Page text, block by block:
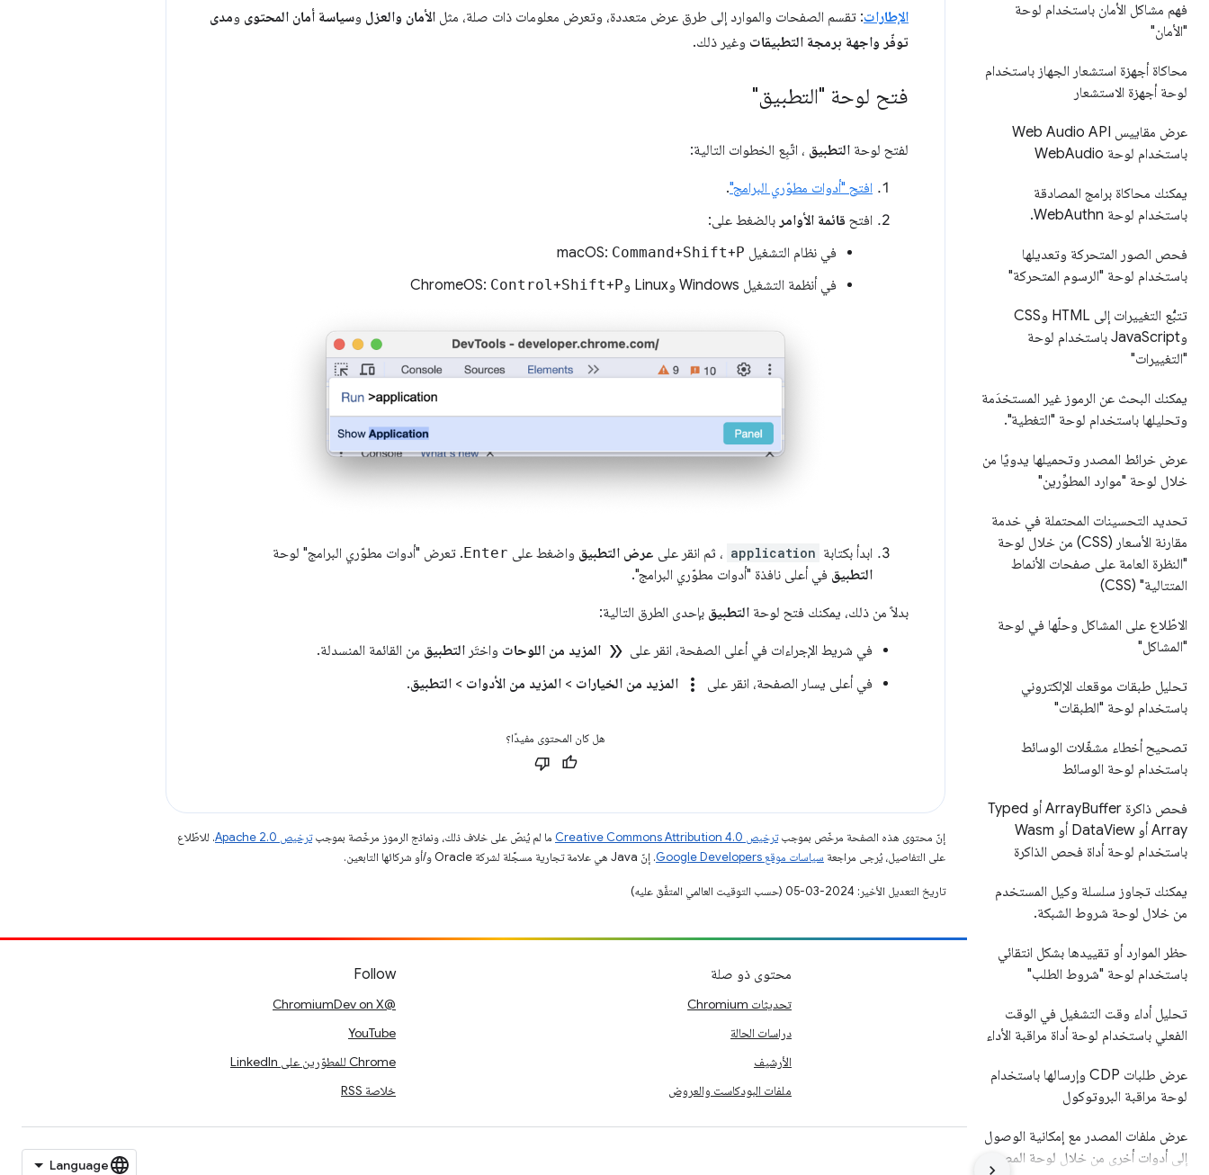
فهم مشاكل الأمان باستخدام لوحة
"الأمان"
محاكاة أجهزة استشعار الجهاز باستخدام
لوحة أجهزة الاستشعار
عرض مقاييس Web Audio API
باستخدام لوحة Web Audio
يمكنك محاكاة برامج المصادقة
باستخدام لوحة Web Authn
.
فحص الصور المتحركة وتعديلها
باستخدام لوحة "الرسوم المتحركة"
تتبُّع التغييرات إلى HTML وCSS
وJava
Script باستخدام لوحة
"التغييرات"
يمكنك البحث عن الرموز غير المستخدَمة
وتحليلها باستخدام لوحة "التغطية".
عرض خرائط المصدر وتحميلها يدويًا من
خلال لوحة "موارد المطوِّرين"
تحديد التحسينات المحتملة في خدمة
مقارنة الأسعار (CSS) من خلال لوحة
"النظرة العامة على صفحات الأنماط
المتتالية" (CSS)
الاطّلاع على المشاكل وحلّها في لوحة
"المشاكل"
تحليل طبقات موقعك الإلكتروني
باستخدام لوحة "الطبقات"
تصحيح أخطاء مشغّلات الوسائط
باستخدام لوحة الوسائط
فحص ذاكرة Array Buffer أو Typed
Array أو Data
View أو Wasm
باستخدام لوحة أداة فحص الذاكرة
يمكنك تجاوز سلسلة وكيل المستخدم
من خلال لوحة شروط الشبكة.
حظر الموارد أو تقييدها بشكل انتقائي
باستخدام لوحة "شروط الطلب"
تحليل أداء وقت التشغيل في الوقت
الفعلي باستخدام لوحة أداة مراقبة الأداء
عرض طلبات CDP وإرسالها باستخدام
لوحة مراقبة البروتوكول
عرض ملفات المصدر مع إمكانية الوصول
إلى أدوات أخرى من خلال لوحة المصدر
الإطارات: تقسم الصفحات والموارد إلى طرق عرض متعددة، وتعرض معلومات ذات صلة، مثل الأمان والعزل وسياسة أمان المحتوى ومدى
توفّر واجهة برمجة التطبيقات وغير ذلك.
فتح لوحة "التطبيق"
لفتح لوحة التطبيق ، اتّبِع الخطوات التالية:
افتح "أدوات مطوّري البرامج".
افتح قائمة الأوامر بالضغط على:
في نظام التشغيل macOS:
Command+Shift+P
في أنظمة التشغيل Windows وLinux وChromeOS: Control+Shift+P
ابدأ بكتابة application ، ثم انقر على عرض التطبيق واضغط على Enter. تعرض "أدوات مطوّري البرامج" لوحة
التطبيق في أعلى نافذة "أدوات مطوّري البرامج".
بدلاً من ذلك، يمكنك فتح لوحة التطبيق بإحدى الطرق التالية:
في شريط الإجراءات في أعلى الصفحة، انقر على double_arrow المزيد من اللوحات واختَر التطبيق من القائمة المنسدلة.
في أعلى يسار الصفحة، انقر على
more_vert المزيد من الخيارات > المزيد من الأدوات > التطبيق.
هل كان المحتوى مفيدًا؟
إنّ محتوى هذه الصفحة مرخّص بموجبترخيص Creative Commons Attribution 4.0‏ ما لم يُنصّ على خلاف ذلك، ونماذج الرموز مرخّصة بموجبترخيص Apache 2.0‏
. للاطّلاع
على التفاصيل، يُرجى مراجعة سياسات موقع Google Developers‏ . إنّ Java هي علامة تجارية مسجَّلة لشركة Oracle و/أو شركائها التابعين.
تاريخ التعديل الأخير: 2024-03-05 (حسب التوقيت العالمي المتفَّق عليه)
مساهمة
الإبلاغ عن خطأ
الاطّلاع على المشاكل المفتوحة
محتوى ذو صلة
تحديثات Chromium
دراسات الحالة
الأرشيف
ملفات البودكاست والعروض
Follow
@ChromiumDev on X
YouTube
Chrome للمطوّرين على LinkedIn
خلاصة RSS
البنود الخصوصية Manage cookies